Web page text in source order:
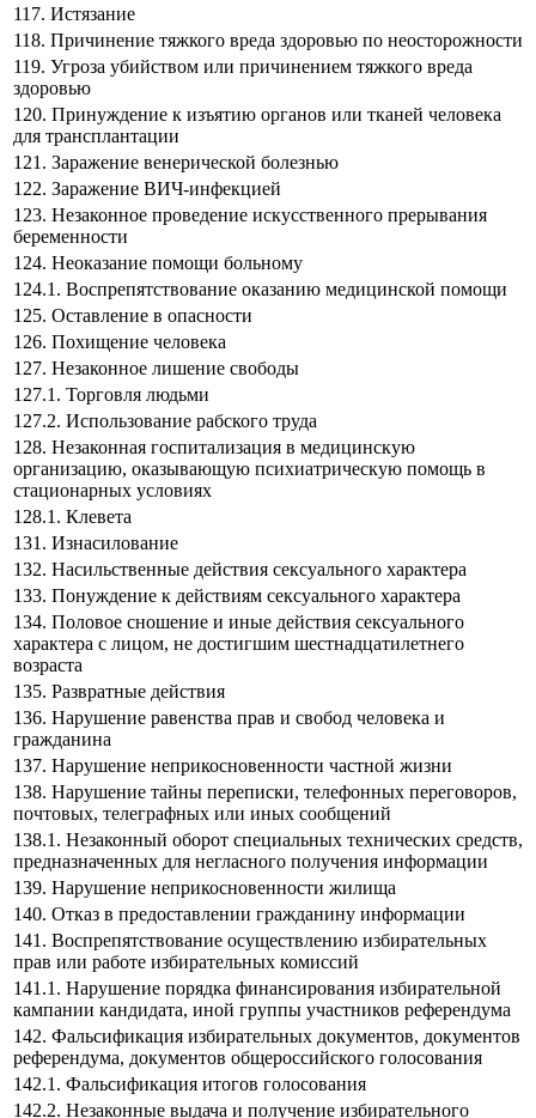
117. Истязание
118. Причинение тяжкого вреда здоровью по неосторожности
119. Угроза убийством или причинением тяжкого вреда
здоровью
120. Принуждение к изъятию органов или тканей человека
для трансплантации
121. Заражение венерической болезнью
122. Заражение ВИЧ-инфекцией
123. Незаконное проведение искусственного прерывания
беременности
124. Неоказание помощи больному
124.1. Воспрепятствование оказанию медицинской помощи
125. Оставление в опасности
126. Похищение человека
127. Незаконное лишение свободы
127.1. Торговля людьми
127.2. Использование рабского труда
128. Незаконная госпитализация в медицинскую
организацию, оказывающую психиатрическую помощь в
стационарных условиях
128.1. Клевета
131. Изнасилование
132. Насильственные действия сексуального характера
133. Понуждение к действиям сексуального характера
134. Половое сношение и иные действия сексуального
характера с лицом, не достигшим шестнадцатилетнего
возраста
135. Развратные действия
136. Нарушение равенства прав и свобод человека и
гражданина
137. Нарушение неприкосновенности частной жизни
138. Нарушение тайны переписки, телефонных переговоров,
почтовых, телеграфных или иных сообщений
138.1. Незаконный оборот специальных технических средств,
предназначенных для негласного получения информации
139. Нарушение неприкосновенности жилища
140. Отказ в предоставлении гражданину информации
141. Воспрепятствование осуществлению избирательных
прав или работе избирательных комиссий
141.1. Нарушение порядка финансирования избирательной
кампании кандидата, иной группы участников референдума
142. Фальсификация избирательных документов, документов
референдума, документов общероссийского голосования
142.1. Фальсификация итогов голосования
142.2. Незаконные выдача и получение избирательного